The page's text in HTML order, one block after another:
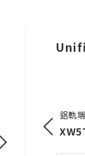
單相電流繼電器
K8DT-AS
P2RF-[]
鋁軌